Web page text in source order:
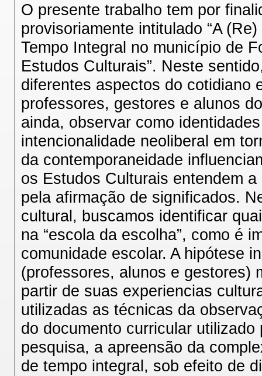
O presente trabalho tem por
provisoriamente intitulado “A
Tempo Integral no município de
Estudos Culturais”. Neste
diferentes aspectos do cotidiano
professores, gestores e alunos
ainda, observar como
intencionalidade neoliberal em
da contemporaneidade
os Estudos Culturais entendem
pela afirmação de significados.
cultural, buscamos identificar
na “escola da escolha”, como é
comunidade escolar. A hipótese
(professores, alunos e gestores)
partir de suas experiencias
utilizadas as técnicas da
do documento curricular
pesquisa, a apreensão da
de tempo integral, sob efeito de